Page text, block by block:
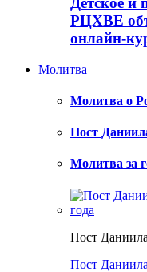
РЦХВЕ
онлайн-
Молитва
Молитва о
Пост
Молитва за
Пост
Пост Даниила